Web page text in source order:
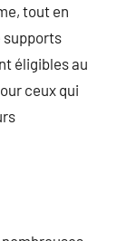
tout en
supports
éligibles au
ceux qui